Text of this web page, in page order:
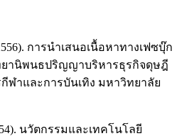
การนำเสนอเนื้อหาทางเฟซบุ๊ก
ยานิพนธปริญญาบริหารธุรกิจดุษฎี
าและการบันเทิง มหาวิทยาลัย
นวัตกรรมและเทคโนโลยี